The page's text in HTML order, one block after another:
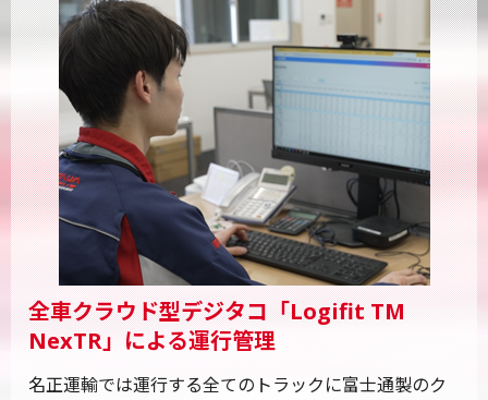
全車クラウド型デジタコ「Logifit TM
NexTR」による運行管理
名正運輸では運行する全てのトラックに富士通製のク